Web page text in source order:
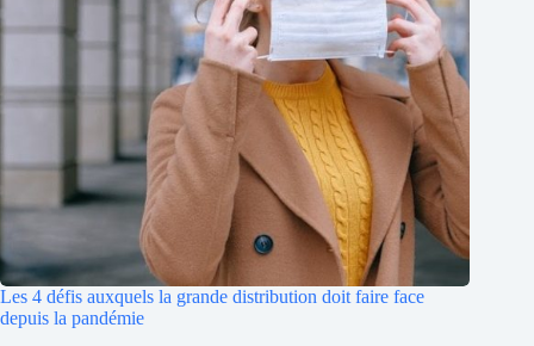
Les 4 défis auxquels la grande distribution doit faire face
depuis la pandémie